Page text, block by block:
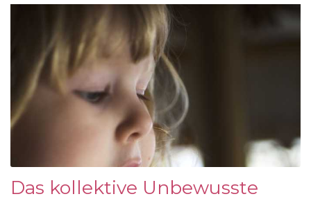
Das kollektive Unbewusste